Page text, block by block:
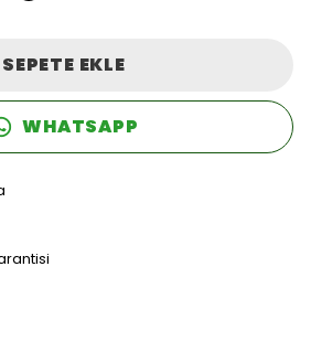
SEPETE EKLE
WHATSAPP